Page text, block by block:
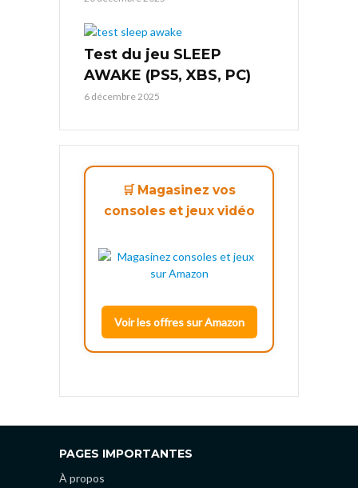
Test du jeu SLEEP
AWAKE (PS5, XBS, PC)
6 décembre 2025
🛒 Magasinez vos
consoles et jeux vidéo
Voir les offres sur Amazon
PAGES IMPORTANTES
À propos